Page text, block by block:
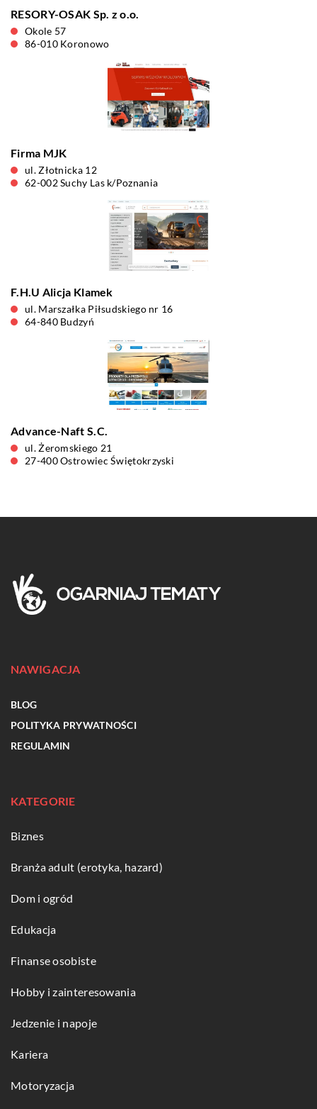
RESORY-OSAK Sp. z o.o.
Okole 57
86-010 Koronowo
Firma MJK
ul. Złotnicka 12
62-002 Suchy Las k/Poznania
F.H.U Alicja Klamek
ul. Marszałka Piłsudskiego nr 16
64-840 Budzyń
Advance-Naft S.C.
ul. Żeromskiego 21
27-400 Ostrowiec Świętokrzyski
NAWIGACJA
BLOG
POLITYKA PRYWATNOŚCI
REGULAMIN
KATEGORIE
Biznes
Branża adult (erotyka, hazard)
Dom i ogród
Edukacja
Finanse osobiste
Hobby i zainteresowania
Jedzenie i napoje
Kariera
Motoryzacja